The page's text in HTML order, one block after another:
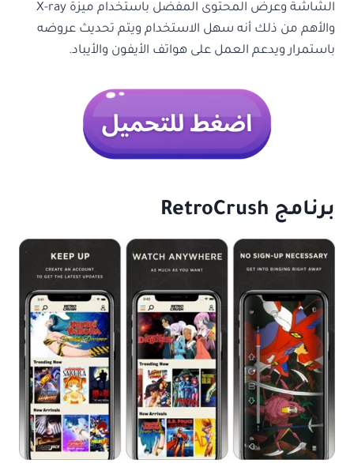
الشاشة وعرض المحتوى المفضل باستخدام ميزة X-ray
والأهم من ذلك أنه سهل الاستخدام ويتم تحديث عروضه
باستمرار ويدعم العمل على هواتف الأيفون والأيباد.
برنامج RetroCrush